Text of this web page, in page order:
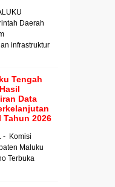
Daerah
infrastruktur
Tengah
Data
Tahun 2026
- Komisi
Maluku
Terbuka